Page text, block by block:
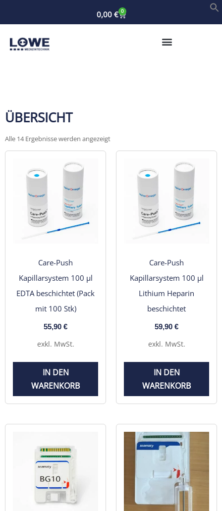
0,00 € 0
ÜBERSICHT
Alle 14 Ergebnisse werden angezeigt
Care-Push
Kapillarsystem 100 µl
EDTA beschichtet (Pack
mit 100 Stk)
55,90 €
exkl. MwSt.
IN DEN
WARENKORB
Care-Push
Kapillarsystem 100 µl
Lithium Heparin
beschichtet
59,90 €
exkl. MwSt.
IN DEN
WARENKORB